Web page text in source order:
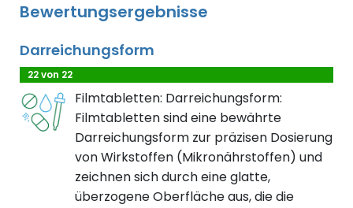
Bewertungsergebnisse
Darreichungsform
22 von 22
Filmtabletten: Darreichungsform:
Filmtabletten sind eine bewährte
Darreichungsform zur präzisen Dosierung
von Wirkstoffen (Mikronährstoffen) und
zeichnen sich durch eine glatte,
überzogene Oberfläche aus, die die